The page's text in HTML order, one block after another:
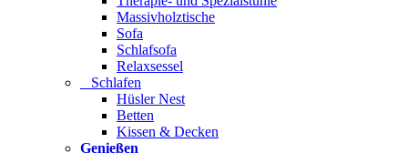
Massivholztische
Sofa
Schlafsofa
Relaxsessel
Schlafen
Hüsler Nest
Betten
Kissen & Decken
Genießen